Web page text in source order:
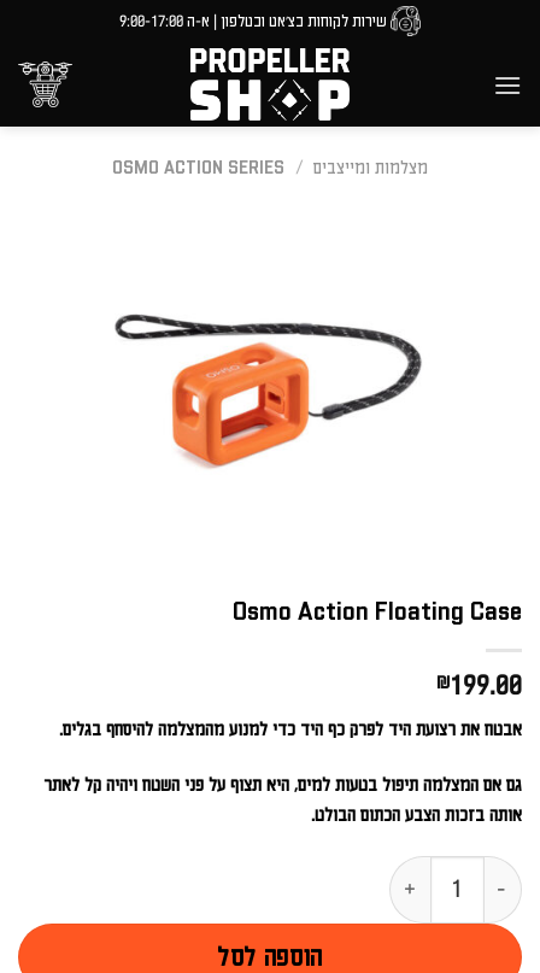
content
שירות לקוחות בצ'אט ובטלפון | א-ה 9:00-17:00
מצלמות ומייצבים /
OSMO ACTION SERIES
Osmo Action Floating Case
₪199.00
אבטח את רצועת היד לפרק כף היד כדי למנוע מהמצלמה להיסחף בגלים.
גם אם המצלמה תיפול בטעות למים, היא תצוף על פני השטח ויהיה קל לאתר
אותה בזכות הצבע הכתום הבולט.
כמות של Osmo Action Floating Case
הוספה לסל